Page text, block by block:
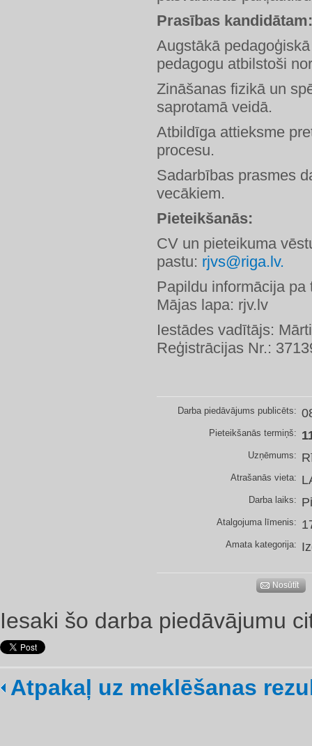
Prasības kandidātam:
Augstākā
pedagogu atbilstoši
Zināšanas fizikā un
saprotamā veidā.
Atbildīga attieksme
procesu.
Sadarbības prasmes
vecākiem.
Pieteikšanās:
CV un pieteikuma
pastu: rjvs@riga.lv.
Papildu informācija
Mājas lapa: rjv.lv
Iestādes vadītājs:
Reģistrācijas Nr.:
Darba piedāvājums publicēts:
Pieteikšanās termiņš:
Uzņēmums:
Atrašanās vieta:
Darba laiks:
Atalgojuma līmenis:
Amata kategorija:
Nosūtīt
Iesaki šo darba piedāvājumu
Atpakaļ uz meklēšanas